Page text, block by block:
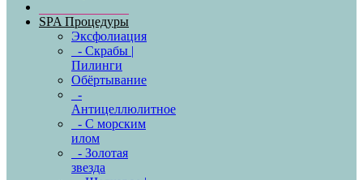
SPA Процедуры
Эксфолиация
- Скрабы |
Пилинги
Обёртывание
-
Антицеллюлитное
- С морским
илом
- Золотая
звезда